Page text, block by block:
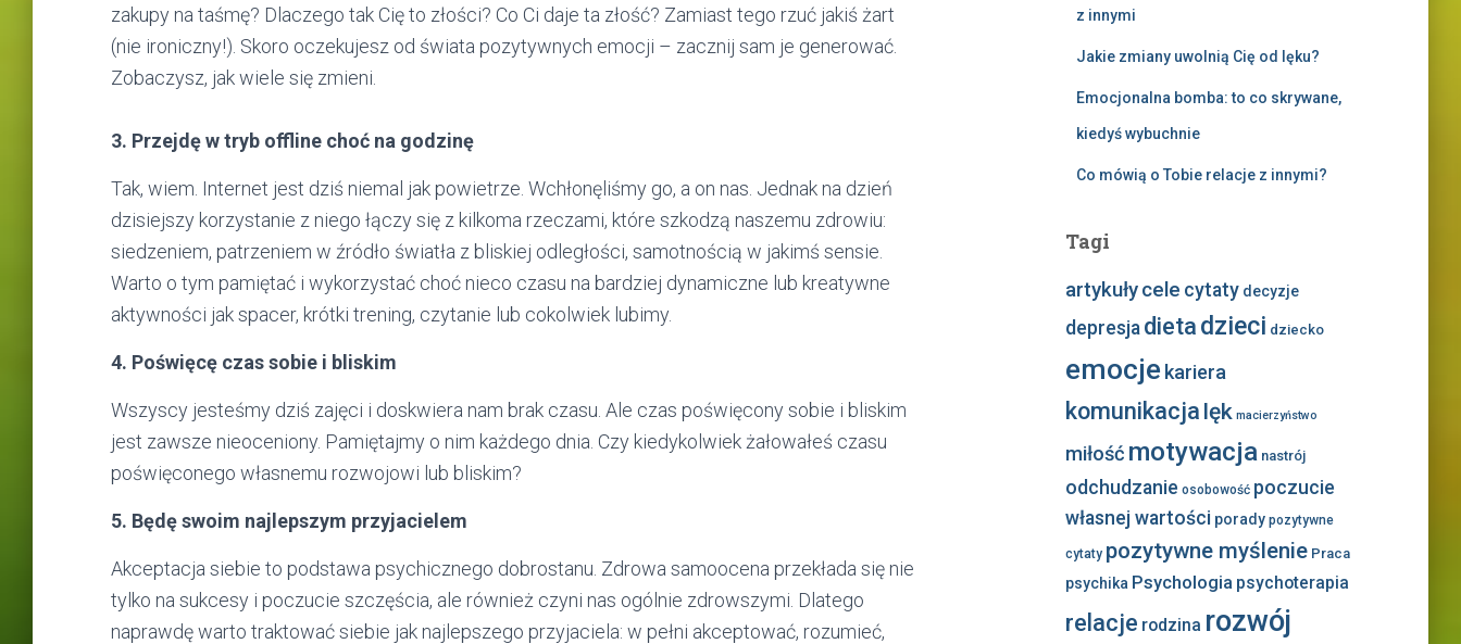
zakupy na taśmę? Dlaczego tak Cię to złości? Co Ci daje ta złość? Zamiast tego rzuć jakiś żart
(nie ironiczny!). Skoro oczekujesz od świata pozytywnych emocji – zacznij sam je generować.
Zobaczysz, jak wiele się zmieni.
3. Przejdę w tryb offline choć na godzinę
Tak, wiem. Internet jest dziś niemal jak powietrze. Wchłonęliśmy go, a on nas. Jednak na dzień
dzisiejszy korzystanie z niego łączy się z kilkoma rzeczami, które szkodzą naszemu zdrowiu:
siedzeniem, patrzeniem w źródło światła z bliskiej odległości, samotnością w jakimś sensie.
Warto o tym pamiętać i wykorzystać choć nieco czasu na bardziej dynamiczne lub kreatywne
aktywności jak spacer, krótki trening, czytanie lub cokolwiek lubimy.
4. Poświęcę czas sobie i bliskim
Wszyscy jesteśmy dziś zajęci i doskwiera nam brak czasu. Ale czas poświęcony sobie i bliskim
jest zawsze nieoceniony. Pamiętajmy o nim każdego dnia. Czy kiedykolwiek żałowałeś czasu
poświęconego własnemu rozwojowi lub bliskim?
5. Będę swoim najlepszym przyjacielem
Akceptacja siebie to podstawa psychicznego dobrostanu. Zdrowa samoocena przekłada się nie
tylko na sukcesy i poczucie szczęścia, ale również czyni nas ogólnie zdrowszymi. Dlatego
naprawdę warto traktować siebie jak najlepszego przyjaciela: w pełni akceptować, rozumieć,
z innymi
Jakie zmiany uwolnią Cię od lęku?
Emocjonalna bomba: to co skrywane,
kiedyś wybuchnie
Co mówią o Tobie relacje z innymi?
Tagi
artykuły cele cytaty decyzje
depresja dieta dzieci dziecko
emocje kariera
komunikacja lęk macierzyństwo
miłość motywacja nastrój
odchudzanie osobowość poczucie
własnej wartości porady pozytywne
cytaty pozytywne myślenie Praca
psychika Psychologia psychoterapia
relacje rodzina rozwój